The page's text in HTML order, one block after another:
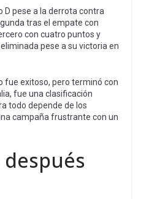
D pese a la derrota contra
tras el empate con
con cuatro puntos y
pese a su victoria en
fue exitoso, pero terminó con
fue una clasificación
todo depende de los
campaña frustrante con un